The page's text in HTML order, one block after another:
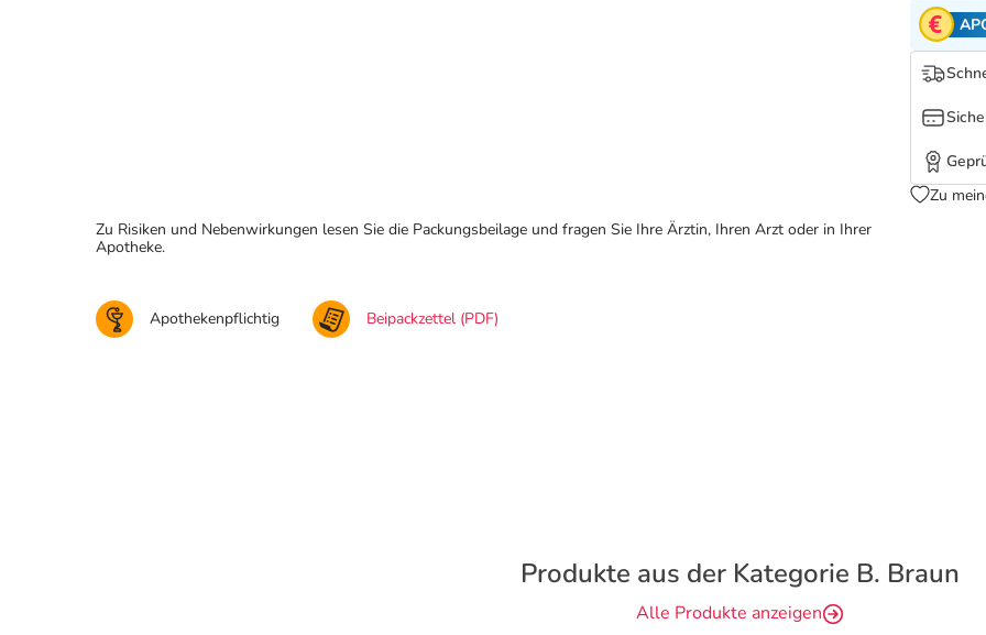
Zu
Zu Risiken und Nebenwirkungen lesen Sie die Packungsbeilage und fragen Sie Ihre Ärztin, Ihren Arzt oder in Ihrer
Apotheke.
Apothekenpflichtig Beipackzettel (PDF)
Produkte aus der Kategorie B. Braun
Alle Produkte anzeigen